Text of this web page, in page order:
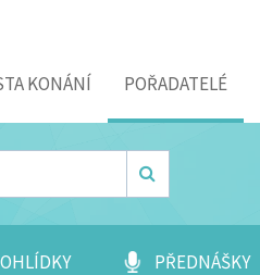
KONÁNÍ POŘADATELÉ
PŘEDNÁŠKY